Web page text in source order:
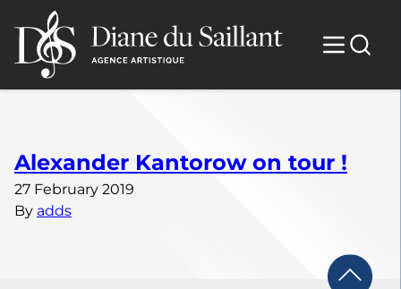
Author:adds
Alexander Kantorow on tour !
27 February 2019
By adds